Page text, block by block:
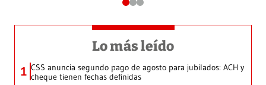
Lo más leído
1 CSS anuncia segundo pago de agosto para jubilados: ACH y
cheque tienen fechas definidas